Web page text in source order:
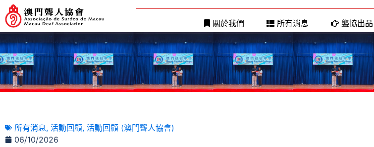
關於我們 所有消息 聾協出品
所有消息, 活動回顧, 活動回顧 (澳門聾人協會)
06/10/2026